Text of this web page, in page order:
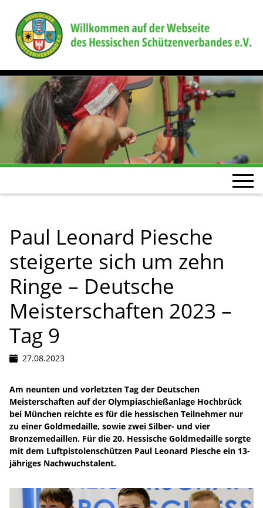
Paul Leonard Piesche
steigerte sich um zehn
Ringe – Deutsche
Meisterschaften 2023 –
Tag 9
27.08.2023
Am neunten und vorletzten Tag der Deutschen
Meisterschaften auf der Olympiaschießanlage Hochbrück
bei München reichte es für die hessischen Teilnehmer nur
zu einer Goldmedaille, sowie zwei Silber- und vier
Bronzemedaillen. Für die 20. Hessische Goldmedaille sorgte
mit dem Luftpistolenschützen Paul Leonard Piesche ein 13-
jähriges Nachwuchstalent.